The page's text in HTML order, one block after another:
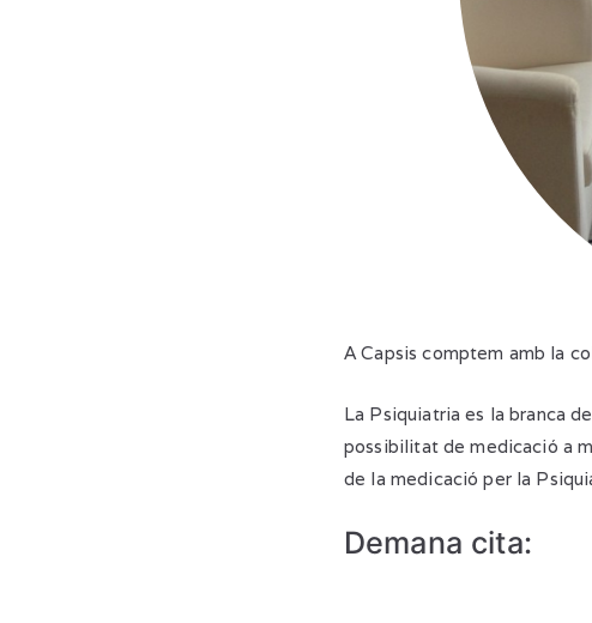
A Capsis comptem amb la
La Psiquiatria es la branca
possibilitat de medicació a
de la medicació per la
Demana cita: